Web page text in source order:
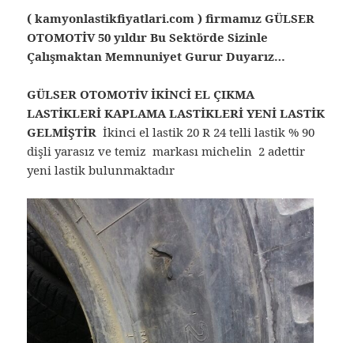
( kamyonlastikfiyatlari.com ) firmamız GÜLSER
OTOMOTİV 50 yıldır Bu Sektörde Sizinle
Çalışmaktan Memnuniyet Gurur Duyarız…
GÜLSER OTOMOTİV İKİNCİ EL ÇIKMA
LASTİKLERİ KAPLAMA LASTİKLERİ YENİ LASTİK
GELMİŞTİRİkinci el lastik 20 R 24 telli lastik % 90
dişli yarasız ve temiz markası michelin 2 adettir
yeni lastik bulunmaktadır